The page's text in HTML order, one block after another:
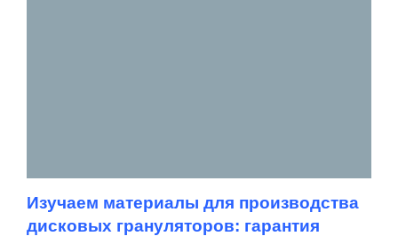
Изучаем материалы для производства
дисковых грануляторов: гарантия